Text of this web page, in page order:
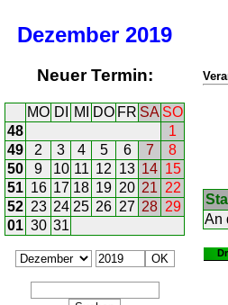
Dezember 2019
Neuer Termin:
MO DI MI DO FR SA SO
48
1
49
2 3 4 5 6 7
8
50
9 10 11 12 13 14 15
51 16 17 18 19 20 21 22
52 23 24 25 26 27 28 29
01 30 31
An